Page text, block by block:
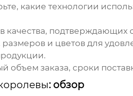
какие технологии
подтверждающих
и цветов для
заказа, сроки
: обзор